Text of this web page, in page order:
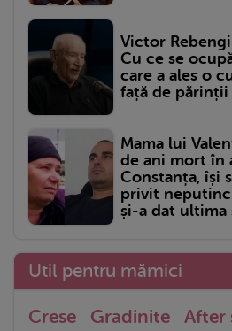
Victor
Cu ce se
care a ales o
față de părinții
Mama lui
de ani mort în
Constanța, își
privit
și-a dat ultima
Util pentru mămici
Crese Gradinite After